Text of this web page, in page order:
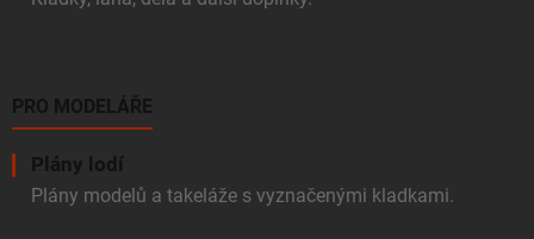
PRO MODELÁŘE
Plány lodí
Plány modelů a takeláže s vyznačenými kladkami.